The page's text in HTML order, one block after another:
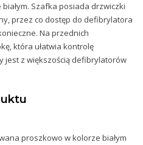
Szafka posiada drzwiczki
przez co dostęp do defibrylatora
Na przednich
która ułatwia kontrolę
jest z większością defibrylatorów
proszkowo w kolorze białym